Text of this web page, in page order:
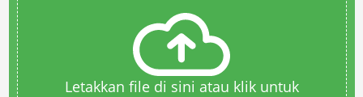
Letakkan file di sini atau klik untuk